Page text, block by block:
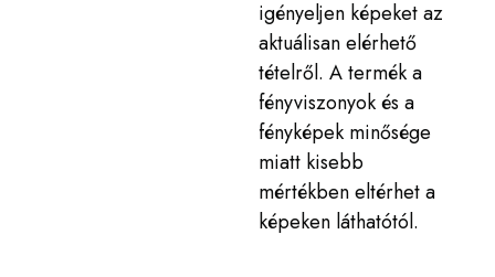
igényeljen képeket az
aktuálisan elérhető
tételről. A termék a
fényviszonyok és a
fényképek minősége
miatt kisebb
mértékben eltérhet a
képeken láthatótól.